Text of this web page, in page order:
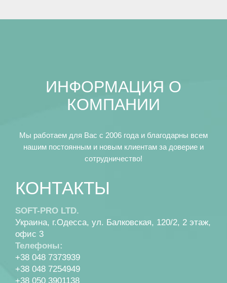
ИНФОРМАЦИЯ О
КОМПАНИИ
Мы работаем для Вас с 2006 года и благодарны всем
нашим постоянным и новым клиентам за доверие и
сотрудничество!
КОНТАКТЫ
SOFT-PRO LTD.
Украина, г.Одесса, ул. Балковская, 120/2, 2 этаж,
офис 3
Телефоны:
+38 048 7373939
+38 048 7254949
+38 050 3901138